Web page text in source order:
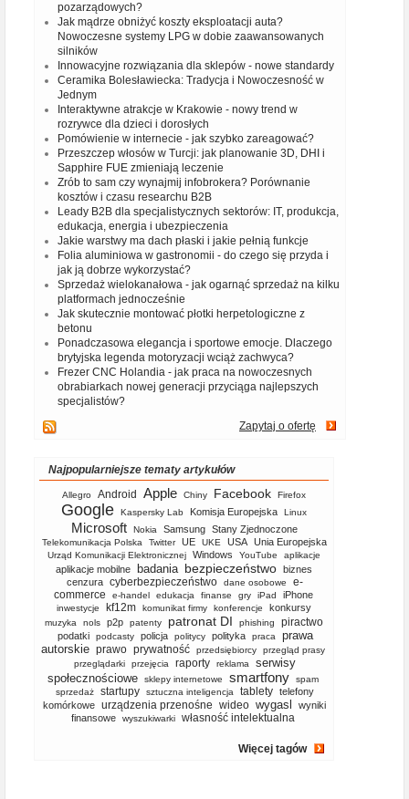
pozarządowych?
Jak mądrze obniżyć koszty eksploatacji auta?
Nowoczesne systemy LPG w dobie zaawansowanych
silników
Innowacyjne rozwiązania dla sklepów - nowe standardy
Ceramika Bolesławiecka: Tradycja i Nowoczesność w
Jednym
Interaktywne atrakcje w Krakowie - nowy trend w
rozrywce dla dzieci i dorosłych
Pomówienie w internecie - jak szybko zareagować?
Przeszczep włosów w Turcji: jak planowanie 3D, DHI i
Sapphire FUE zmieniają leczenie
Zrób to sam czy wynajmij infobrokera? Porównanie
kosztów i czasu researchu B2B
Leady B2B dla specjalistycznych sektorów: IT, produkcja,
edukacja, energia i ubezpieczenia
Jakie warstwy ma dach płaski i jakie pełnią funkcje
Folia aluminiowa w gastronomii - do czego się przyda i
jak ją dobrze wykorzystać?
Sprzedaż wielokanałowa - jak ogarnąć sprzedaż na kilku
platformach jednocześnie
Jak skutecznie montować płotki herpetologiczne z
betonu
Ponadczasowa elegancja i sportowe emocje. Dlaczego
brytyjska legenda motoryzacji wciąż zachwyca?
Frezer CNC Holandia - jak praca na nowoczesnych
obrabiarkach nowej generacji przyciąga najlepszych
specjalistów?
Zapytaj o ofertę
Najpopularniejsze tematy artykułów
Allegro Android Apple Chiny Facebook Firefox
Google Kaspersky Lab Komisja Europejska Linux
Microsoft Nokia Samsung Stany Zjednoczone
Telekomunikacja Polska Twitter UE UKE USA Unia Europejska
Urząd Komunikacji Elektronicznej Windows YouTube aplikacje
aplikacje mobilne badania bezpieczeństwo biznes
cenzura cyberbezpieczeństwo dane osobowe
e-
commerce
e-handel edukacja finanse gry iPad iPhone
inwestycje kf12m komunikat firmy konferencje konkursy
muzyka nols p2p patenty patronat DI phishing piractwo
podatki podcasty policja politycy polityka praca
prawa
autorskie prawo prywatność przedsiębiorcy
przegląd prasy
przeglądarki
przejęcia raporty reklama
serwisy
społecznościowe
sklepy internetowe smartfony
spam
sprzedaż
startupy sztuczna inteligencja tablety telefony
komórkowe
urządzenia przenośne wideo wygasl
wyniki
finansowe
wyszukiwarki własność intelektualna
Więcej tagów